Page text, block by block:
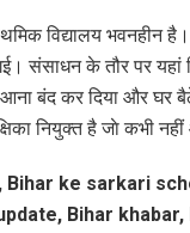
विद्यालय भवनहीन
संसाधन के तौर पर
बंद कर दिया और घर
नियुक्त है जाे कभी